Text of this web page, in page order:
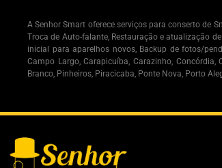
A Senhor Smart oferece serviços para conserto de
Troca de Auto-falante, Restauração e atualização
inicial para aparelhos novos, Backup de fotos/
Campo Largo, Carapicuíba, Carazinho,
Branco, Pinheiros, Piracicaba, Ponte Nova, Porto